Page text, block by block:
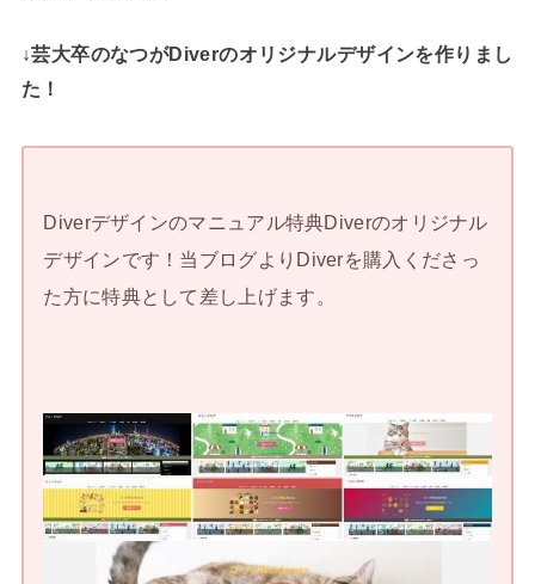
↓芸大卒のなつがDiverのオリジナルデザインを作りまし
た！
Diverデザインのマニュアル特典Diverのオリジナル
デザインです！当ブログよりDiverを購入くださっ
た方に特典として差し上げます。